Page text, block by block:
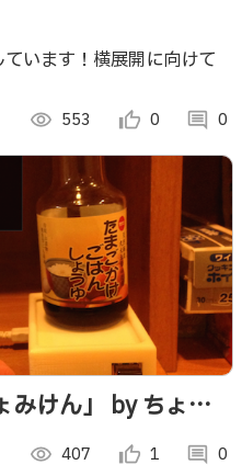
います！横展開に向けて
visibility 553 thumb_up_alt 0 comment 0
みけん」 by ちょみ
visibility 407 thumb_up_alt 1 comment 0